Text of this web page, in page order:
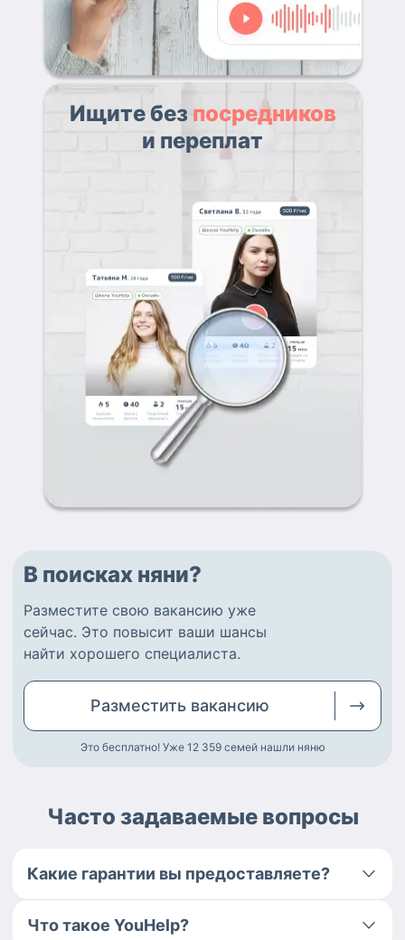
Ищите без посредников
и переплат
В поисках няни?
Разместите свою вакансию уже
сейчас. Это повысит ваши шансы
найти хорошего специалиста.
Разместить вакансию
Это бесплатно! Уже 12 359 семей нашли няню
Часто задаваемые вопросы
Какие гарантии вы предоставляете?
Что такое YouHelp?